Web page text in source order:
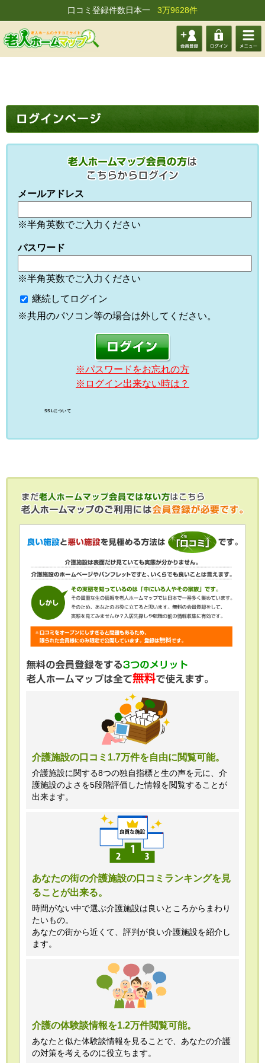
口コミ登録件数日本一 3万9628件
会員登 ログイ メニュ
介護施設の口コミ1.7万件を自由に閲覧可能。
介護施設に関する8つの独自指標と生の声を元に、介
護施設のよさを5段階評価した情報を閲覧することが
出来ます。
あなたの街の介護施設の口コミランキングを見
ることが出来る。
時間がない中で選ぶ介護施設は良いところからまわり
たいもの。
あなたの街から近くて、評判が良い介護施設を紹介し
ます。
介護の体験談情報を1.2万件閲覧可能。
あなたと似た体験談情報を見ることで、あなたの介護
の対策を考えるのに役立ちます。
メールアドレス
※半角英数でご入力ください
パスワード
※半角英数でご入力ください
継続してログイン
※共用のパソコン等の場合は外してください。
※パスワードをお忘れの方
※ログイン出来ない時は？
SSLについて